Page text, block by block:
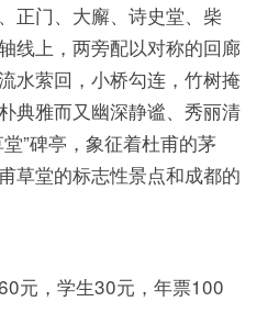
正门、大廨、诗史堂、柴
线上，两旁配以对称的回廊
水萦回，小桥勾连，竹树掩
典雅而又幽深静谧、秀丽清
”碑亭，象征着杜甫的茅
草堂的标志性景点和成都的
元，学生30元，年票100